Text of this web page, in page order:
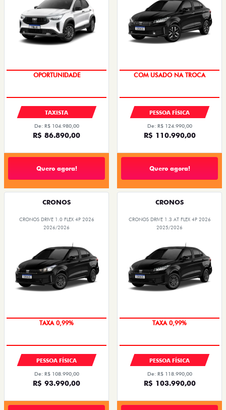
OPORTUNIDADE
TAXISTA
De: R$ 104.980,00
R$ 86.890,00
Quero agora!
COM USADO NA TROCA
PESSOA FÍSICA
De: R$ 124.990,00
R$ 110.990,00
Quero agora!
CRONOS
CRONOS DRIVE 1.0 FLEX 4P 2026
2026/2026
COM USADO NA TROCA
PESSOA FÍSICA
De: R$ 108.990,00
R$ 93.990,00
CRONOS
CRONOS DRIVE 1.3 AT FLEX 4P 2026
2025/2026
COM USADO NA TROCA
PESSOA FÍSICA
De: R$ 118.990,00
R$ 103.990,00